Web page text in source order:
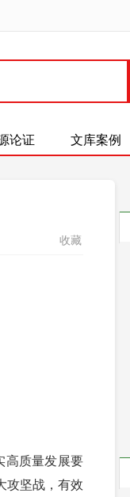
论证 文库案例
收藏
质量发展要
攻坚战，有效